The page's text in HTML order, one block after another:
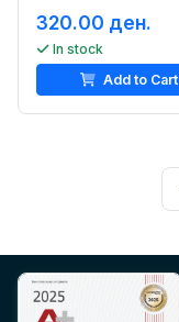
320.00 ден.
In stock
Add to Cart